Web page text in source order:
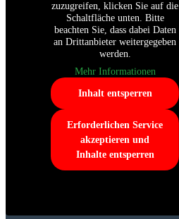
zuzugreifen, klicken Sie auf die
Schaltfläche unten. Bitte
beachten Sie, dass dabei Daten
an Drittanbieter weitergegeben
werden.
Mehr Informationen
Inhalt entsperren
Erforderlichen Service
akzeptieren und
Inhalte entsperren